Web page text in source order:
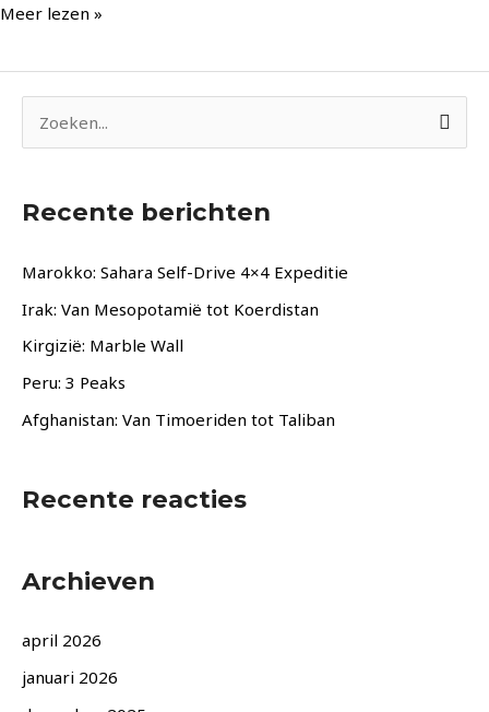
Meer lezen »
k
a
a
r
Recente berichten
Marokko: Sahara Self-Drive 4×4 Expeditie
Irak: Van Mesopotamië tot Koerdistan
Kirgizië: Marble Wall
Peru: 3 Peaks
Afghanistan: Van Timoeriden tot Taliban
Recente reacties
Archieven
april 2026
januari 2026